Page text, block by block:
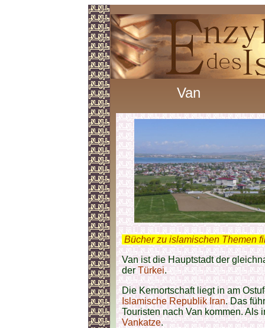
Van
Bücher zu islamischen Themen
Van ist die Hauptstadt der
derTürkei.
Die Kernortschaft liegt in am
Islamische Republik Iran. Das
Touristen nach Van kommen. Als
Vankatze.